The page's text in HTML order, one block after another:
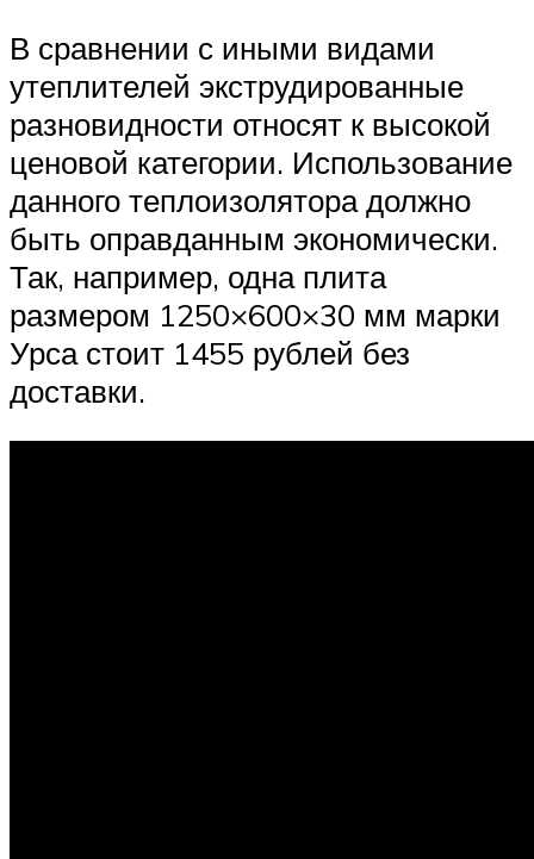
В сравнении с иными видами
утеплителей экструдированные
разновидности относят к высокой
ценовой категории. Использование
данного теплоизолятора должно
быть оправданным экономически.
Так, например, одна плита
размером 1250×600×30 мм марки
Урса стоит 1455 рублей без
доставки.